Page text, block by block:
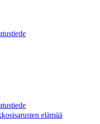
elämää